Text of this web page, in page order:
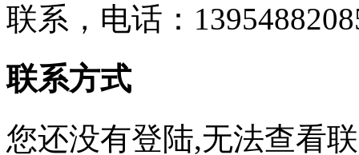
联系，电话：
联系方式
您还没有登陆,无法查看